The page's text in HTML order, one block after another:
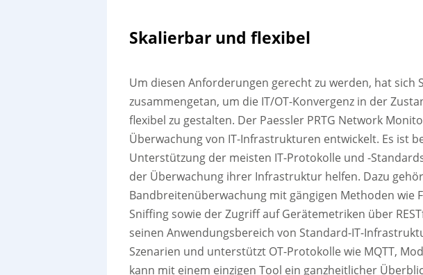
Skalierbar und flexibel
Um diesen Anforderungen gerecht zu werden, hat sich
zusammengetan, um die IT/OT-Konvergenz in der
flexibel zu gestalten. Der Paessler PRTG Network
Überwachung von IT-Infrastrukturen entwickelt. Es ist
Unterstützung der meisten IT-Protokolle und -
der Überwachung ihrer Infrastruktur helfen. Dazu
Bandbreitenüberwachung mit gängigen Methoden wie
Sniffing sowie der Zugriff auf Gerätemetriken über
seinen Anwendungsbereich von Standard-IT-
Szenarien und unterstützt OT-Protokolle wie MQTT,
kann mit einem einzigen Tool ein ganzheitlicher